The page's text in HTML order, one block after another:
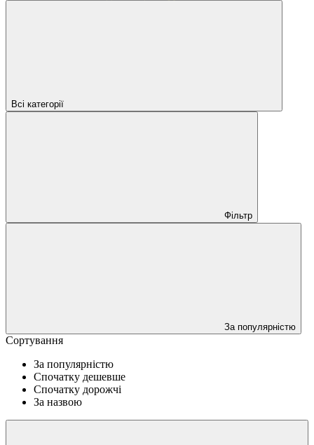
Всі категорії
Фільтр
За популярністю
Сортування
За популярністю
Спочатку дешевше
Спочатку дорожчі
За назвою